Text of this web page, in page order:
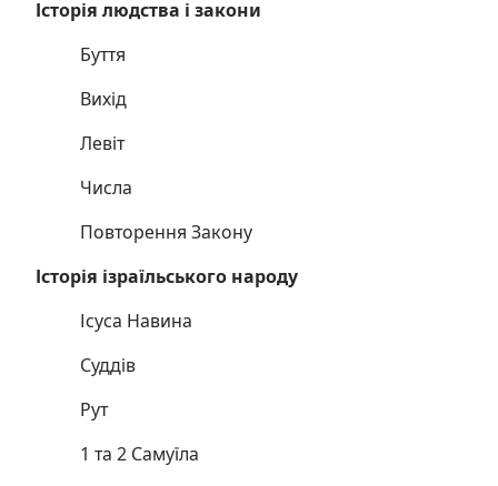
Історія людства і закони
Буття
Вихід
Левіт
Числа
Повторення Закону
Історія ізраїльського народу
Ісуса Навина
Суддів
Рут
1 та 2 Самуїла